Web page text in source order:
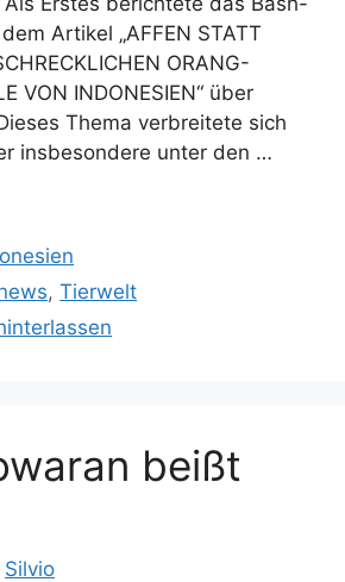
Artikel „AFFEN STATT
ORANG-
VON INDONESIEN“ über
Thema verbreitete sich
insbesondere unter den …
,Tierwelt
beißt
Silvio